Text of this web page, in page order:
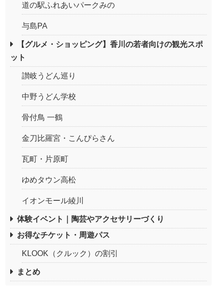
道の駅ふれあいパークみの
与島PA
【グルメ・ショッピング】香川の若者向けの観光スポ
ット
讃岐うどん巡り
中野うどん学校
骨付鳥 一鶴
金刀比羅宮・こんぴらさん
瓦町・片原町
ゆめタウン高松
イオンモール綾川
体験イベント｜陶芸やアクセサリーづくり
お得なチケット・周遊パス
KLOOK（クルック）の割引
まとめ